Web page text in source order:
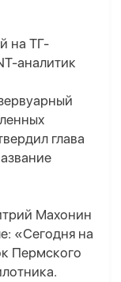
на ТГ-
аналитик
глава
Махонин
«Сегодня на
Пермского